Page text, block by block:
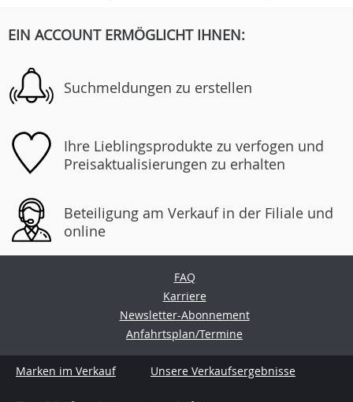
EIN ACCOUNT ERMÖGLICHT IHNEN:
Suchmeldungen zu erstellen
Ihre Lieblingsprodukte zu verfogen und
Preisaktualisierungen zu erhalten
Beteiligung am Verkauf in der Filiale und
online
FAQ
Karriere
Newsletter-Abonnement
Anfahrtsplan/Termine
Marken im Verkauf Unsere Verkaufsergebnisse